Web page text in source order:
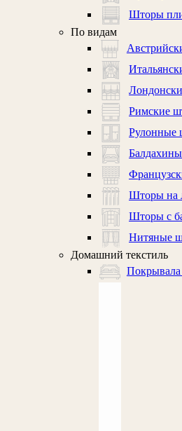
Шторы
По видам
Римские
Рулонные
Балдахины
Шторы на
Шторы с
Нитяные
Домашний текстиль
Покрывала